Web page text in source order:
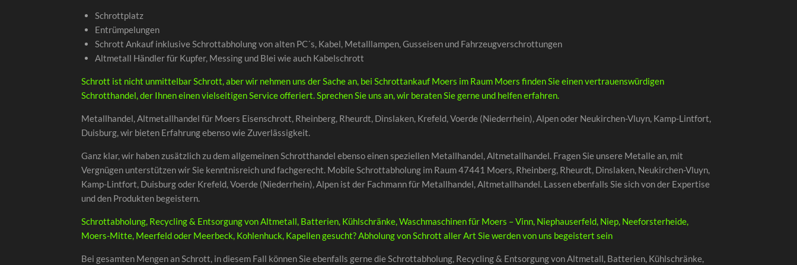
Schrottplatz
Entrümpelungen
Schrott Ankauf inklusive Schrottabholung von alten PC´s, Kabel, Metalllampen, Gusseisen und Fahrzeugverschrottungen
Altmetall Händler für Kupfer, Messing und Blei wie auch Kabelschrott
Schrott ist nicht unmittelbar Schrott, aber wir nehmen uns der Sache an, bei Schrottankauf Moers im Raum Moers finden Sie einen vertrauenswürdigen
Schrotthandel, der Ihnen einen vielseitigen Service offeriert. Sprechen Sie uns an, wir beraten Sie gerne und helfen erfahren.
Metallhandel, Altmetallhandel für Moers Eisenschrott, Rheinberg, Rheurdt, Dinslaken, Krefeld, Voerde (Niederrhein), Alpen oder Neukirchen-Vluyn, Kamp-Lintfort,
Duisburg, wir bieten Erfahrung ebenso wie Zuverlässigkeit.
Ganz klar, wir haben zusätzlich zu dem allgemeinen Schrotthandel ebenso einen speziellen Metallhandel, Altmetallhandel. Fragen Sie unsere Metalle an, mit
Vergnügen unterstützen wir Sie kenntnisreich und fachgerecht. Mobile Schrottabholung im Raum 47441 Moers, Rheinberg, Rheurdt, Dinslaken, Neukirchen-Vluyn,
Kamp-Lintfort, Duisburg oder Krefeld, Voerde (Niederrhein), Alpen ist der Fachmann für Metallhandel, Altmetallhandel. Lassen ebenfalls Sie sich von der Expertise
und den Produkten begeistern.
Schrottabholung, Recycling & Entsorgung von Altmetall, Batterien, Kühlschränke, Waschmaschinen für Moers – Vinn, Niephauserfeld, Niep, Neeforsterheide,
Moers-Mitte, Meerfeld oder Meerbeck, Kohlenhuck, Kapellen gesucht? Abholung von Schrott aller Art Sie werden von uns begeistert sein
Bei gesamten Mengen an Schrott, in diesem Fall können Sie ebenfalls gerne die Schrottabholung, Recycling & Entsorgung von Altmetall, Batterien, Kühlschränke,